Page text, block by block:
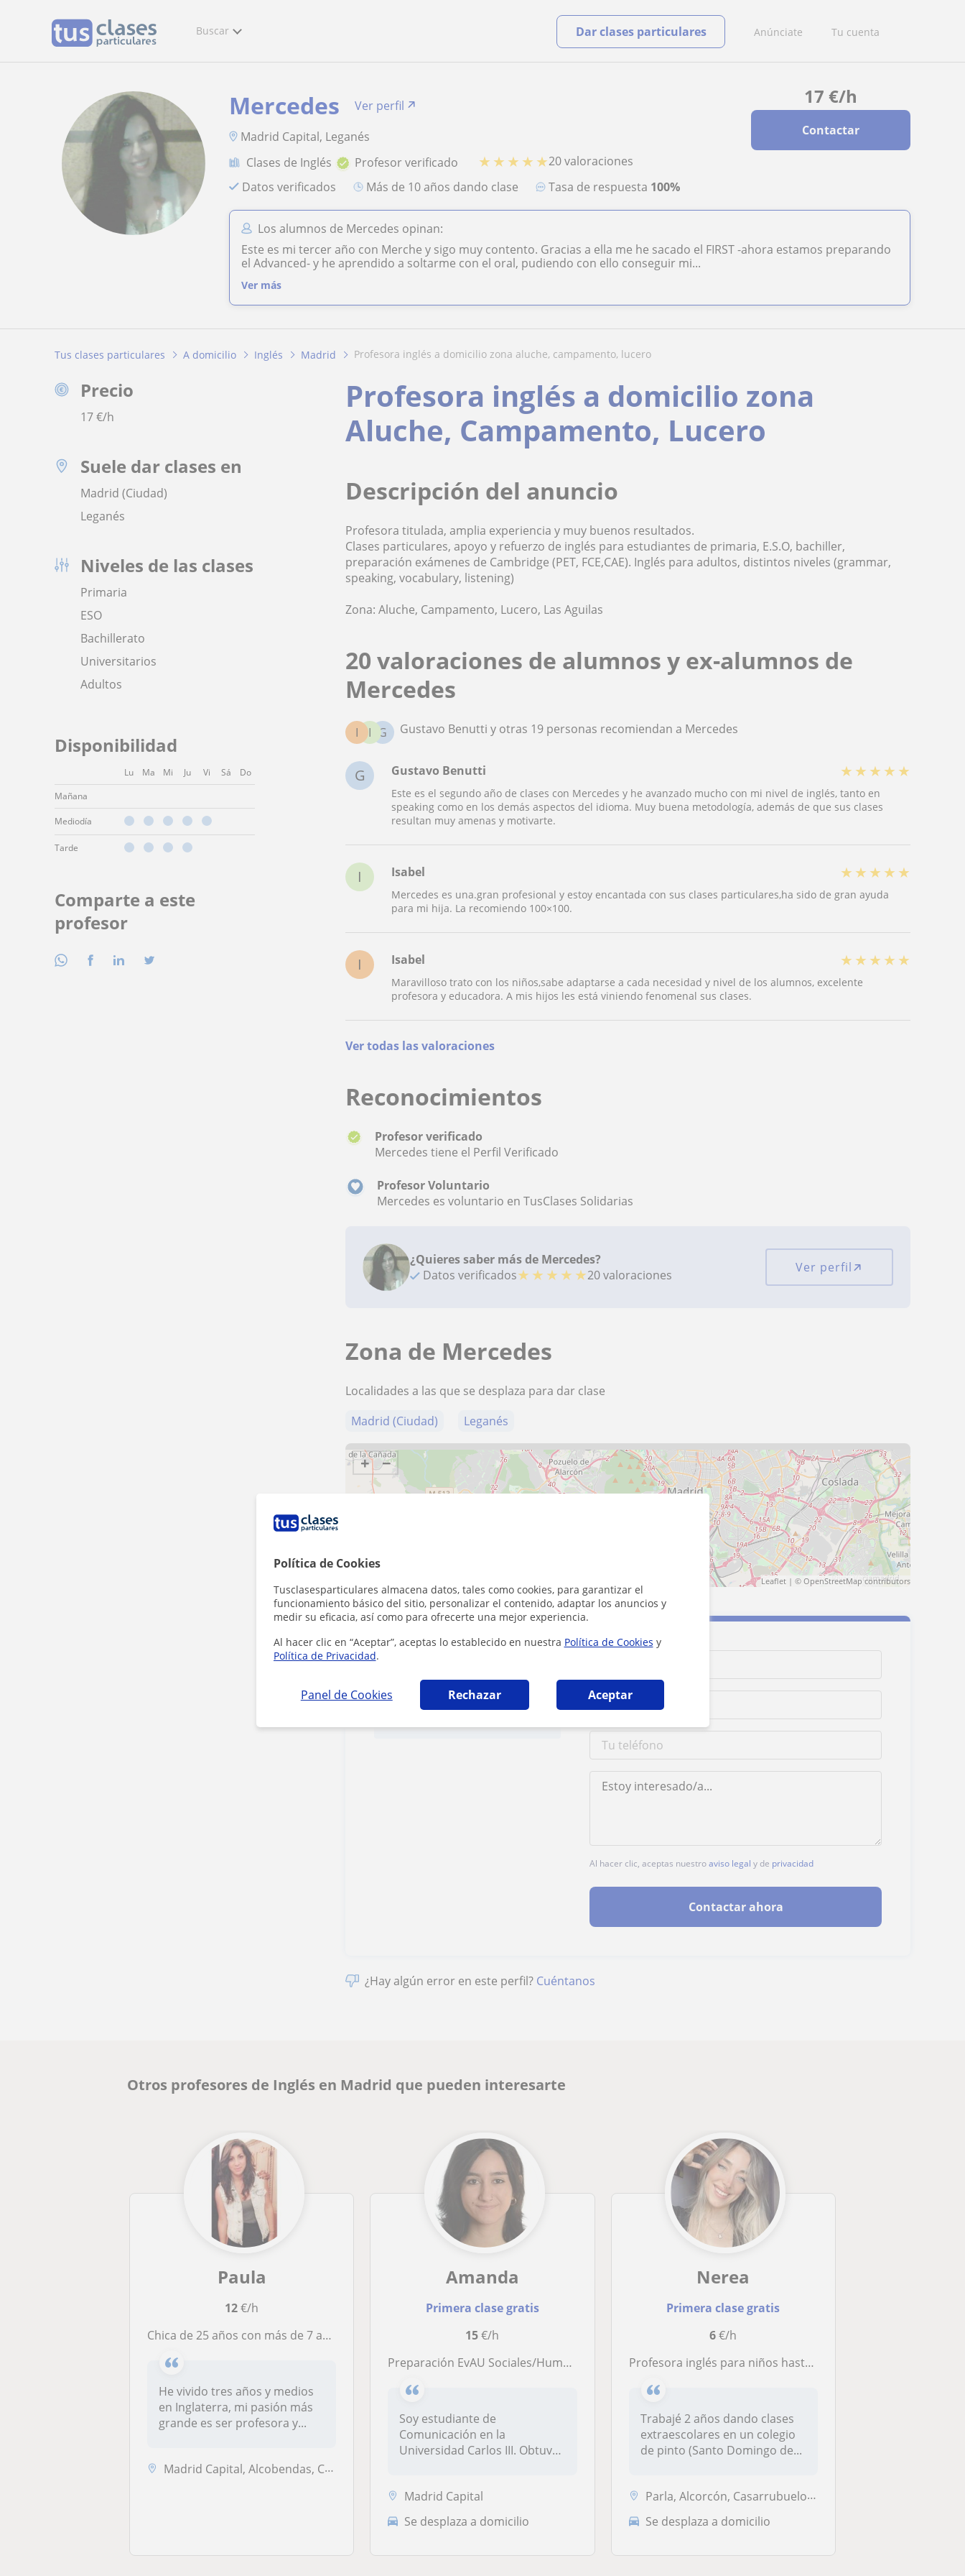
Política de Cookies
Tusclasesparticulares almacena datos, tales como cookies, para garantizar el
funcionamiento básico del sitio, personalizar el contenido, adaptar los anuncios y
medir su eficacia, así como para ofrecerte una mejor experiencia.
Al hacer clic en “Aceptar”, aceptas lo establecido en nuestra Política de Cookies y
Política de Privacidad.
Panel de Cookies Rechazar Aceptar
Buscar Anúnciate Tu cuenta
Dar clases particulares
17 €/h
Contactar
Mercedes
Ver perfil
Madrid Capital, Leganés
Clases de Inglés
Profesor verificado ★ ★ ★ ★ ★20 valoraciones
Datos verificados
más de 10 años dando clase Tasa de respuesta 100%
Los alumnos de Mercedes opinan:
Este es mi tercer año con Merche y sigo muy contento. Gracias a ella me he sacado el FIRST -ahora estamos preparando
el Advanced- y he aprendido a soltarme con el oral, pudiendo con ello conseguir mi...
Ver más
Tus clases particulares A domicilio Inglés Madrid profesora inglés a domicilio zona aluche, campamento, lucero
Precio
17€/h
Suele dar clases en
Madrid (Ciudad)
Leganés
Niveles de las clases
Primaria
ESO
Bachillerato
Universitarios
Adultos
Disponibilidad
Lu Ma Mi Ju Vi Sá
Do
Mañana
Mediodía
Tarde
Comparte a este
profesor
Profesora inglés a domicilio zona
Aluche, Campamento, Lucero
Descripción del anuncio
Profesora titulada, amplia experiencia y muy buenos resultados.
Clases particulares, apoyo y refuerzo de inglés para estudiantes de primaria, E.S.O, bachiller,
preparación exámenes de Cambridge (PET, FCE,CAE). Inglés para adultos, distintos niveles (grammar,
speaking, vocabulary, listening)
Zona: Aluche, Campamento, Lucero, Las Aguilas
20 valoraciones de alumnos y ex-alumnos de
Mercedes
G
I
I Gustavo Benutti y otras 19 personas recomiendan a Mercedes
G Gustavo Benutti ★ ★ ★ ★ ★
Este es el segundo año de clases con Mercedes y he avanzado mucho con mi nivel de inglés, tanto en
speaking como en los demás aspectos del idioma. Muy buena metodología, además de que sus clases
resultan muy amenas y motivarte.
I Isabel ★ ★ ★ ★ ★
Mercedes es una.gran profesional y estoy encantada con sus clases particulares,ha sido de gran ayuda
para mi hija. La recomiendo 100×100.
I Isabel ★ ★ ★ ★ ★
Maravilloso trato con los niños,sabe adaptarse a cada necesidad y nivel de los alumnos, excelente
profesora y educadora. A mis hijos les está viniendo fenomenal sus clases.
Ver todas las valoraciones
Reconocimientos
Profesor verificado
Mercedes tiene el Perfil Verificado
Profesor Voluntario
Mercedes es voluntario en TusClases Solidarias
¿Quieres saber más de Mercedes?
Datos verificados★ ★ ★ ★ ★20 valoraciones Ver perfil
Zona de Mercedes
Localidades a las que se desplaza para dar clase
Madrid (Ciudad)
Leganés
+ −
5 km
Leaflet| © OpenStreetMapcontributors
Contacta con Mercedes
Al hacer clic, aceptas nuestroaviso legal y de privacidad
Contactar ahora
¿Hay algún error en este perfil? Cuéntanos
Otros profesores de Inglés en Madrid que pueden interesarte
Paula
12€/h
Chica de 25 años con más de 7 años de experiencia como profesora particular ofrece clases de inglés avanzado
He vivido tres años y medios
en Inglaterra, mi pasión más
grande es ser profesora y...
Madrid Capital, Alcobendas, Coslada, Pozuelo de Alarcón
Amanda
Primera clase gratis
15€/h
Preparación EvAU Sociales/Humanidades + Inglés, Lengua y CCSS para todos los niveles
Soy estudiante de
Comunicación en la
Universidad Carlos III. Obtuve
Madrid Capital
Se desplaza a domicilio
Nerea
Primera clase gratis
6€/h
Profesora inglés para niños hasta bachillerato
Trabajé 2 años dando clases
extraescolares en un colegio
de pinto (Santo Domingo de...
Parla, Alcorcón, Casarrubuelos, Getafe, Torrejón de la Calzada, Torrej...
Se desplaza a domicilio